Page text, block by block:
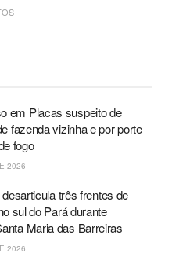
em Placas suspeito de
fazenda vizinha e por porte
fogo
2026
três frentes de
sul do Pará durante
Maria das Barreiras
2026